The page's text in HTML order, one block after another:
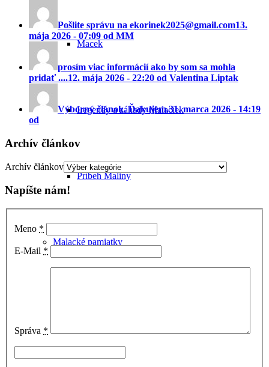
Macek
Legendy a záhady Malaciek
Príbeh Maliny
Malacké pamiatky
Pošlite správu na ekorinek2025@gmail.com13.
mája 2026 - 07:09 od MM
prosím viac informácií ako by som sa mohla
pridať ....12. mája 2026 - 22:20 od Valentina Liptak
Výborný článok. Ďakujem.31. marca 2026 - 14:19
od
Archív článkov
Archív článkov
Napíšte nám!
Meno *
E-Mail *
Správa *